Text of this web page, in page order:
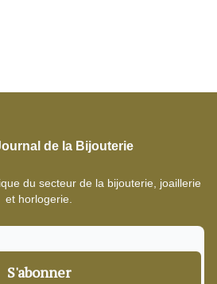
de la Bijouterie
du secteur de la bijouterie, joaillerie
et horlogerie.